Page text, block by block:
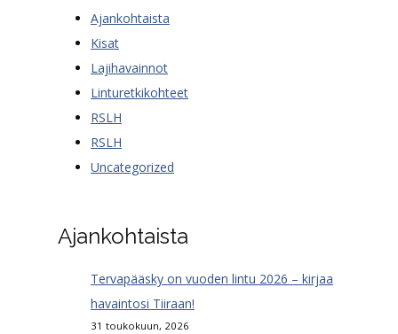
Ajankohtaista
Kisat
Lajihavainnot
Linturetkikohteet
RSLH
RSLH
Uncategorized
Ajankohtaista
Tervapääsky on vuoden lintu 2026 – kirjaa
havaintosi Tiiraan!
31 toukokuun, 2026